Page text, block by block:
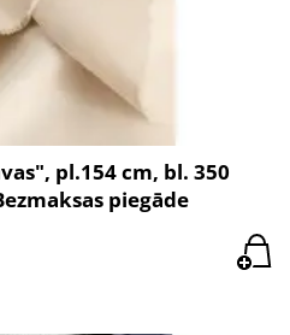
pl.154 cm, bl. 350
piegāde